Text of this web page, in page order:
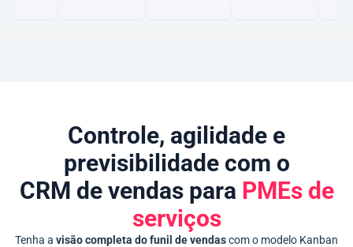
Controle, agilidade e
previsibilidade com o
CRM de vendas para PMEs de
serviços
Tenha a visão completa do funil de vendascom o modelo Kanban